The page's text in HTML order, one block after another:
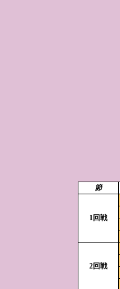
節
1回戦
2回戦